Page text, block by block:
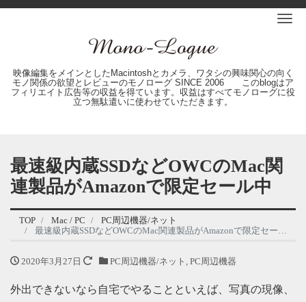
映像編集をメインとしたMacintoshとカメラ、ワタシの興味関心の向く
モノ関係の欲望とレビューのモノローグ SINCE 2006 このblogはア
フィリエイト広告等の収益を得ています。収益はすべてモノローグに役
立つ無駄遣いに使わせていただきます。
最速級内蔵SSDなどOWCのMac関
連製品がAmazonで限定セール中
TOP Mac / PC
PC周辺機器/ネット
最速級内蔵SSDなどOWCのMac関連製品がAmazonで限定セール中
2020年3月27日 PC周辺機器/ネット , PC周辺機器
外出できないなら自宅でやることといえば、写真の現像、